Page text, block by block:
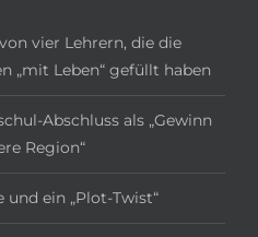
vier Lehrern, die die
„mit Leben“ gefüllt haben
Abschluss als „Gewinn
Region“
ein „Plot-Twist“